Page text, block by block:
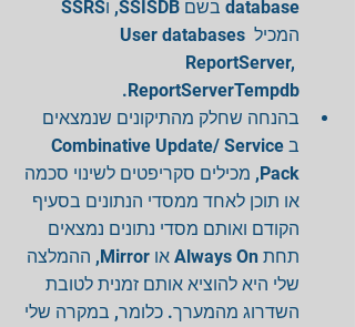
המכיל User databases
ReportServer,
ReportServerTempdb.
בהנחה שחלק מהתיקונים שנמצאים
בCombinative Update/ Service
Pack, מכילים סקריפטים לשינוי סכמה
או תוכן לאחד ממסדי הנתונים בסעיף
הקודם ואותם מסדי נתונים נמצאים
תחת Always On או Mirror, ההמלצה
שלי היא להוציא אותם זמנית לטובת
השדרוג מהמערך. כלומר, במקרה שלי